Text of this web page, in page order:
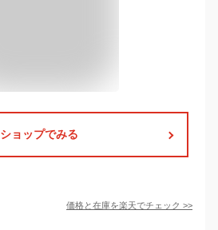
ショップでみる
価格と在庫を楽天でチェック >>